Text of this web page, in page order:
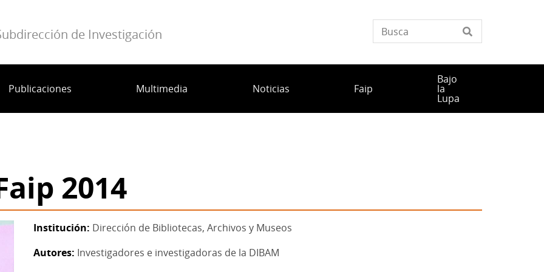
de Investigación
Publicaciones Multimedia Noticias Faip
Bajo
la
Lupa
2014
Institución Dirección de Bibliotecas, Archivos y Museos
Autores Investigadores e investigadoras de la DIBAM